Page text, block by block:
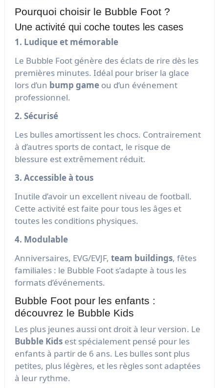
Pourquoi choisir le Bubble Foot ?
Une activité qui coche toutes les cases
1. Ludique et mémorable
Le Bubble Foot génère des éclats de rire dès les
premières minutes. Idéal pour briser la glace
lors d’un bump gameou d’un événement
professionnel.
2. Sécurisé
Les bulles amortissent les chocs. Contrairement
à d’autres sports de contact, le risque de
blessure est extrêmement réduit.
3. Accessible à tous
Inutile d’avoir un excellent niveau de football.
Cette activité est faite pour tous les âges et
toutes les conditions physiques.
4. Modulable
Anniversaires, EVG/EVJF, team buildings, fêtes
familiales : le Bubble Foot s’adapte à tous les
formats d’événements.
Bubble Foot pour les enfants :
découvrez le Bubble Kids
Les plus jeunes aussi ont droit à leur version. Le
Bubble Kidsest spécialement pensé pour les
enfants à partir de 6 ans. Les bulles sont plus
petites, plus légères, et les règles sont adaptées
à leur rythme.